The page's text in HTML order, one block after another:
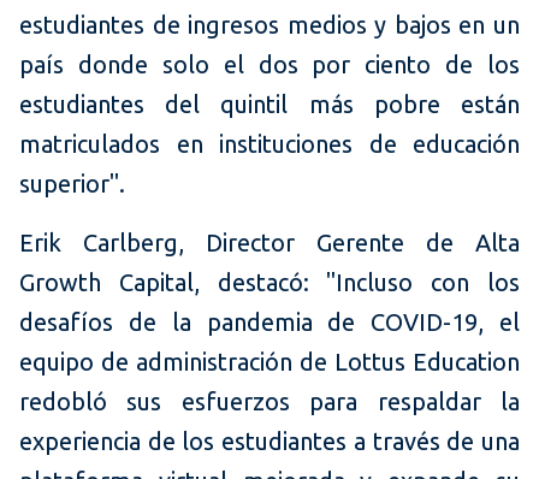
estudiantes de ingresos medios y bajos en un
país donde solo el dos por ciento de los
estudiantes del quintil más pobre están
matriculados en instituciones de educación
superior".
Erik Carlberg, Director Gerente de Alta
Growth Capital, destacó: "Incluso con los
desafíos de la pandemia de COVID-19, el
equipo de administración de Lottus Education
redobló sus esfuerzos para respaldar la
experiencia de los estudiantes a través de una